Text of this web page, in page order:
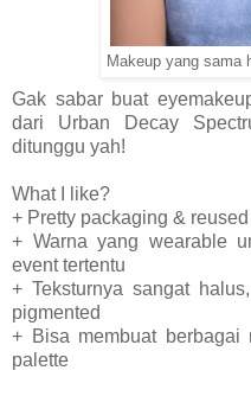
Makeup yang sama
Gak sabar buat
dari Urban Decay
ditunggu yah!
What I like?
+ Pretty packaging & reused
+ Warna yang wearable
event tertentu
+ Teksturnya sangat
pigmented
+ Bisa membuat berbagai
palette